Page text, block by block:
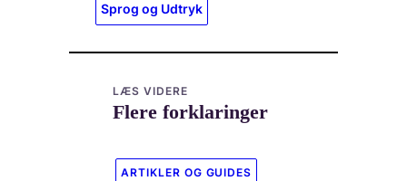
Sprog og Udtryk
LÆS VIDERE
Flere forklaringer
ARTIKLER OG GUIDES